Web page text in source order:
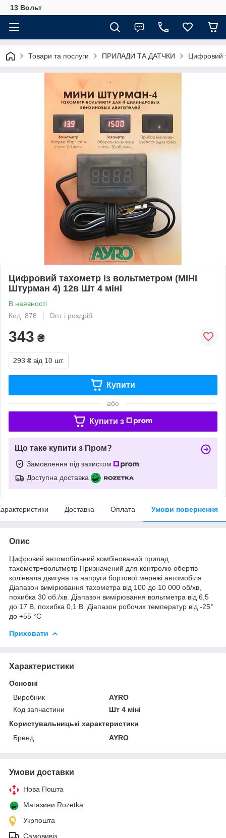
13 Вольт
Товари та послуги ПРИЛАДИ ТА ДАТЧКИ Цифровий
Цифровий тахометр із вольтметром (МІНІ
Штурман 4) 12в Шт 4 міні
В наявності
Код: 878
Опт і роздріб
343 ₴
293 ₴ від 10 шт.
Купити
або
Купити з
Що таке купити з Пром?
Замовлення під захистом
Доступна доставка
Доставка Оплата Умови повернення
Опис
Цифровий автомобільний комбінований прилад
тахометр+вольтметр Призначений для контролю обертів
колінвала двигуна та напруги бортової мережі автомобіля
Діапазон вимірювання тахометра від 100 до 10 000 об/хв,
похибка 30 об./хв. Діапазон вимірювання вольтметра від 6,5
до 17 В, похибка 0,1 В. Діапазон робочих температур від -25°
до +55 °C
Приховати
Характеристики
Основні
Виробник
AYRO
Код запчастини
Шт 4 міні
Користувальницькі характеристики
Бренд
AYRO
Умови доставки
Нова Пошта
Магазини Rozetka
Укрпошта
Самовивіз